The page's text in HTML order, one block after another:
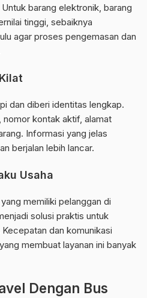
barang elektronik, barang
tinggi, sebaiknya
agar proses pengemasan dan
dan diberi identitas lengkap.
nomor kontak aktif, alamat
Informasi yang jelas
berjalan lebih lancar.
Usaha
memiliki pelanggan di
solusi praktis untuk
dan komunikasi
membuat layanan ini banyak
Dengan Bus